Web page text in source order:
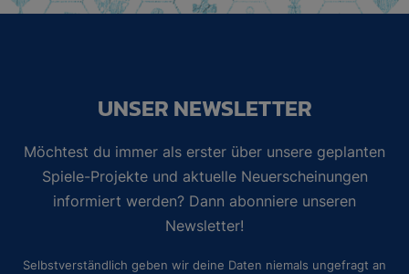
UNSER NEWSLETTER
Möchtest du immer als erster über unsere geplanten
Spiele-Projekte und aktuelle Neuerscheinungen
informiert werden? Dann abonniere unseren
Newsletter!
Selbstverständlich geben wir deine Daten niemals ungefragt an